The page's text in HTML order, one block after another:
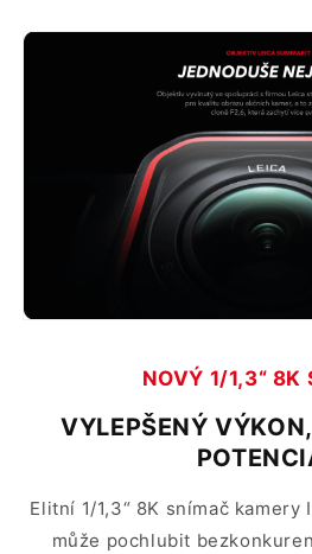
NOVÝ 1/1,3“ 8K
VYLEPŠENÝ
Elitní 1/1,3“ 8K snímač kamery
může pochlubit